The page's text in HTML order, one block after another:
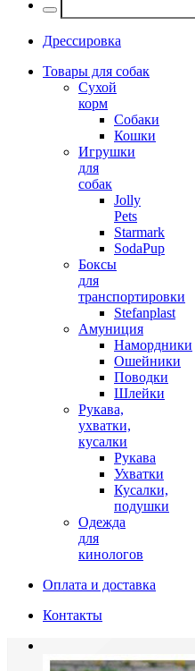
Дрессировка
Товары для собак
Сухой
корм
Собаки
Кошки
Игрушки
для
собак
Jolly
Pets
Starmark
SodaPup
Боксы
для
транспортировки
Stefanplast
Амуниция
Намордники
Ошейники
Поводки
Шлейки
Рукава,
ухватки,
кусалки
Рукава
Ухватки
Кусалки,
подушки
Одежда
для
кинологов
Оплата и доставка
Контакты